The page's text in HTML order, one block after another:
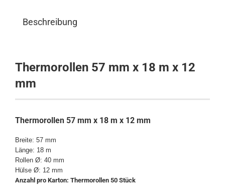
Beschreibung
Thermorollen 57 mm x 18 m x 12
mm
Thermorollen 57 mm x 18 m x 12 mm
Breite: 57 mm
Länge: 18 m
Rollen Ø: 40 mm
Hülse Ø: 12 mm
Anzahl pro Karton: Thermorollen 50 Stück